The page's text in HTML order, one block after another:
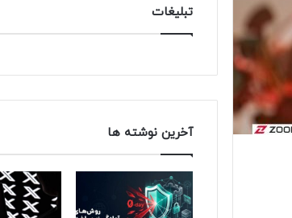
تبلیغات
آخرین نوشته ها